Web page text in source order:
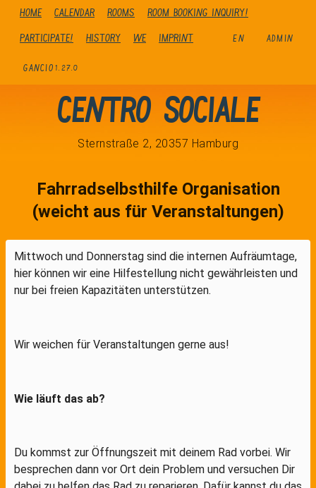
Home Calendar Rooms
Room booking inquiry!
Participate!
history We Imprint EN ADMIN
GANCIO 1.27.0
Centro Sociale
Sternstraße 2, 20357 Hamburg
Fahrradselbsthilfe Organisation
(weicht aus für Veranstaltungen)
Mittwoch und Donnerstag sind die internen Aufräumtage,
hier können wir eine Hilfestellung nicht gewährleisten und
nur bei freien Kapazitäten unterstützen.
Wir weichen für Veranstaltungen gerne aus!
Wie läuft das ab?
Du kommst zur Öffnungszeit mit deinem Rad vorbei. Wir
besprechen dann vor Ort dein Problem und versuchen Dir